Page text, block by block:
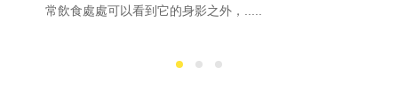
常飲食處處可以看到它的身影之外，.....